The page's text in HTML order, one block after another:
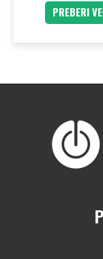
PREBERI